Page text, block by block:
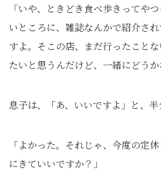
「いや、ときどき食べ歩きってや
いところに、雑誌なんかで紹介さ
すよ。そこの店、まだ行ったこと
たいと思うんだけど、一緒にどうか
息子は、「あ、いいですよ」と、半
「よかった。それじゃ、今度の定
にきていいですか？」